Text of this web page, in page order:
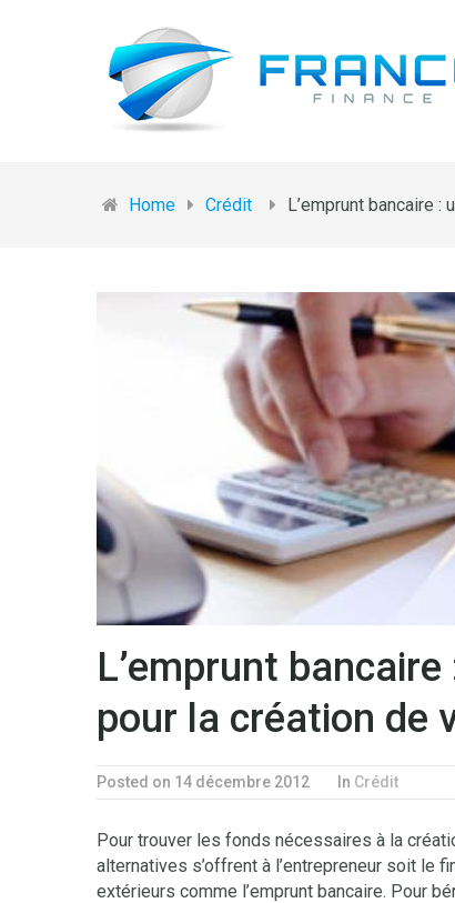
Home Crédit L’emprunt bancaire
L’emprunt
pour la création de
Posted on 14 décembre 2012 In Crédit
Pour trouver les fonds nécessaires à la
alternatives s’offrent à l’entrepreneur soit le
extérieurs comme l’emprunt bancaire. Pour